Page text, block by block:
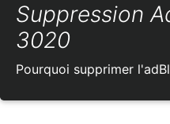
Suppression
3020
Pourquoi supprimer